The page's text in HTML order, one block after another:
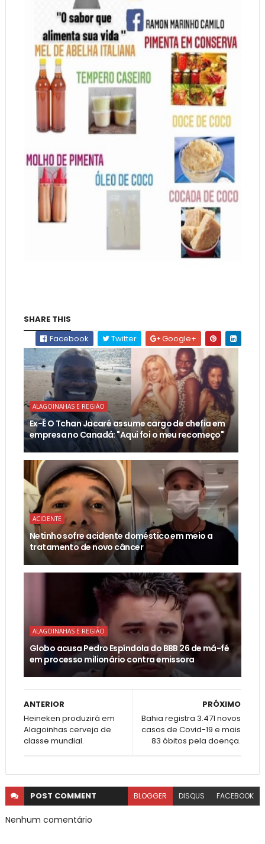
SHARE THIS
Facebook
Twitter Google+
ALAGOINAHAS E REGIÃO
Ex-É O Tchan Jacaré assume cargo de chefia em
empresa no Canadá: "Aqui foi o meu recomeço"
ACIDENTE
Netinho sofre acidente doméstico em meio a
tratamento de novo câncer
ALAGOINAHAS E REGIÃO
Globo acusa Pedro Espíndola do BBB 26 de má-fé
em processo milionário contra emissora
PRÓXIMO
Bahia registra 3.471 novos
casos de Covid-19 e mais
83 óbitos pela doença.
ANTERIOR
Heineken produzirá em
Alagoinhas cerveja de
classe mundial.
POST COMMENT BLOGGER DISQUS FACEBOOK
Nenhum comentário